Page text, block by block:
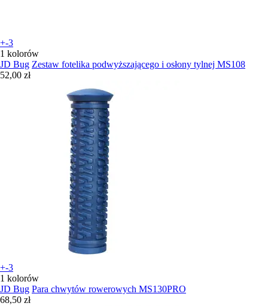
+-3
1 kolorów
JD Bug Zestaw fotelika podwyższającego i osłony tylnej MS108
52,00 zł
+-3
1 kolorów
JD Bug Para chwytów rowerowych MS130PRO
68,50 zł